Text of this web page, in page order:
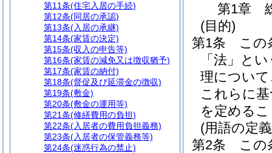
第1章
(目的)
第1条
この
「法」と
理につい
これらに
を定める
(用語の定
第2条
この
第11条(住宅入居の手続)
第12条(同居の承認)
第13条(入居の承継)
第14条(家賃の決定)
第15条(収入の申告等)
第16条(家賃の減免又は徴収猶予)
第17条(家賃の納付)
第18条(督促及び延滞金の徴収)
第19条(敷金)
第20条(敷金の運用等)
第21条(修繕費用の負担)
第22条(入居者の費用負担義務)
第23条(入居者の保管義務等)
第24条(迷惑行為の禁止)